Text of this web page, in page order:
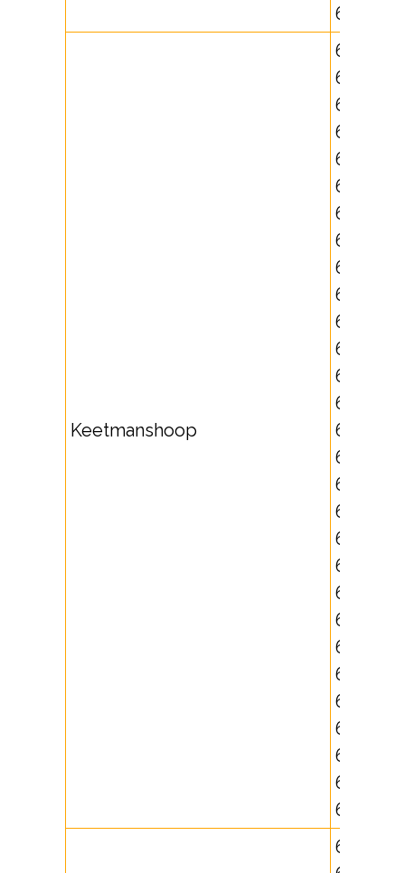
667145
Keetmanshoop
63220,
63221,
63222,
63223,
63224,
63227,
63228,
63229,
63683,
63811,
631735,
631736,
631737,
631738,
631739,
632260,
632261,
637034,
637100,
637130,
637180,
637181,
637182,
637183,
637184,
637185,
637190,
637191,
637192
671749,